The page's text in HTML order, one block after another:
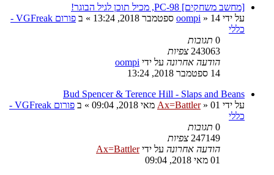
[מחשב משחקים] PC-98, מכיל תוכן לגיל הבוגר!
על ידי
oompi » 14 ספטמבר 2018, 13:24 » ב
פורום VGFreak -
כללי
0 תגובות
243063 צפיות
הודעה אחרונה על ידי oompi
14 ספטמבר 2018, 13:24
Bud Spencer & Terence Hill - Slaps and Beans
על ידי
Ax=Battler» 01 מאי 2018, 09:04 » ב
פורום VGFreak -
כללי
0 תגובות
247149 צפיות
הודעה אחרונה על ידיAx=Battler
01 מאי 2018, 09:04